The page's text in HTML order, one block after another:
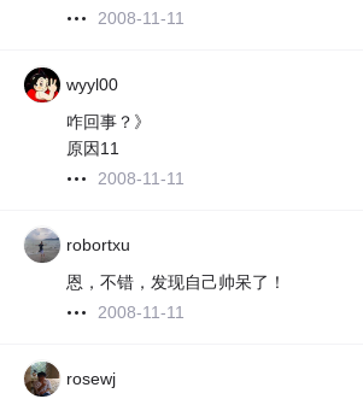
2008-11-11
wyyl00
咋回事？》
原因11
2008-11-11
robortxu
恩，不错，发现自己帅呆了！
2008-11-11
rosewj